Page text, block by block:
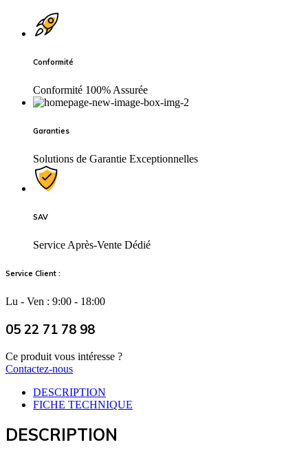
Conformité
Conformité 100% Assurée
Garanties
Solutions de Garantie Exceptionnelles
SAV
Service Après-Vente Dédié
Service Client :
Lu - Ven : 9:00 - 18:00
05 22 71 78 98
Ce produit vous intéresse ?
Contactez-nous
DESCRIPTION
FICHE TECHNIQUE
DESCRIPTION